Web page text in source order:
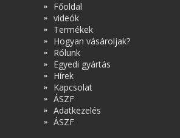
Főoldal
videók
Termékek
Hogyan vásároljak?
Rólunk
Egyedi gyártás
Hírek
Kapcsolat
ÁSZF
Adatkezelés
ÁSZF